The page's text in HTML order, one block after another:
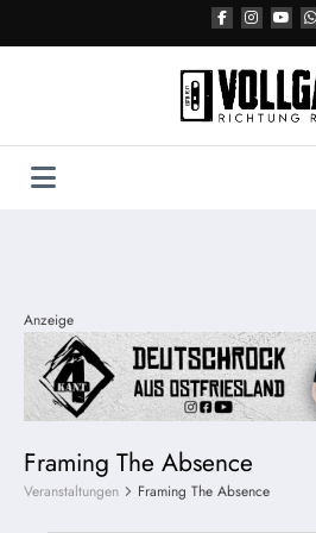
Anzeige
Framing The Absence
Veranstaltungen Framing The Absence